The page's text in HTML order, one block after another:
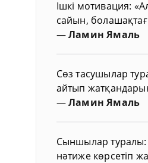
Ішкі мотивация:
сайын,
—Ламин Ямаль
Сөз тасушылар
айтып
—Ламин Ямаль
Сыншылар туралы:
нәтиже көрсетіп